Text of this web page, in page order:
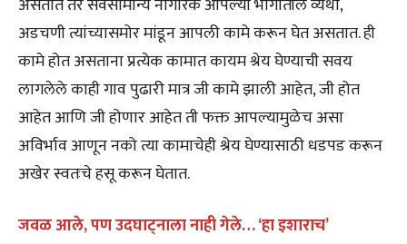
असतात तर सर्वसामान्य नागरिक आपल्या भागातील व्यथा,
अडचणी त्यांच्यासमोर मांडून आपली कामे करून घेत असतात. ही
कामे होत असताना प्रत्येक कामात कायम श्रेय घेण्याची सवय
लागलेले काही गाव पुढारी मात्र जी कामे झाली आहेत, जी होत
आहेत आणि जी होणार आहेत ती फक्त आपल्यामुळेच असा
अविर्भाव आणून नको त्या कामाचेही श्रेय घेण्यासाठी धडपड करून
अखेर स्वतःचे हसू करून घेतात.
जवळ आले, पण उदघाट्नाला नाही गेले… ‘हा इशाराच’